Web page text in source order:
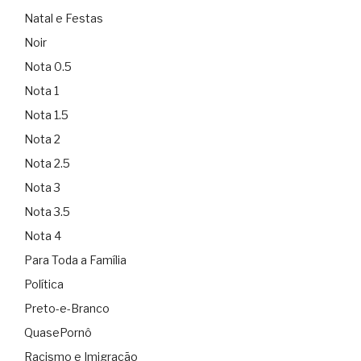
Natal e Festas
Noir
Nota 0.5
Nota 1
Nota 1.5
Nota 2
Nota 2.5
Nota 3
Nota 3.5
Nota 4
Para Toda a Família
Política
Preto-e-Branco
QuasePornô
Racismo e Imigração